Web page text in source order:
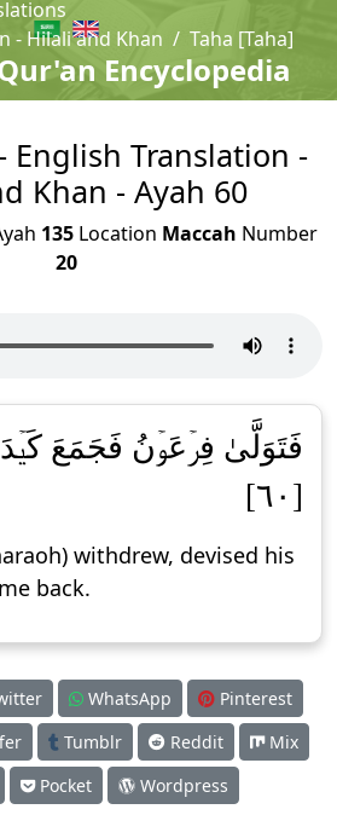
Encyclopedia
- Hilali and Khan
Taha [Taha]
English Translation -
Khan - Ayah 60
135Location Maccah Number
20
فَتَوَلَّىٰ فِرۡعَوۡنُ فَجَمَعَ
[٦٠]
withdrew, devised his
back.
WhatsApp
Pinterest
Tumblr Reddit
Mix
Pocket Wordpress